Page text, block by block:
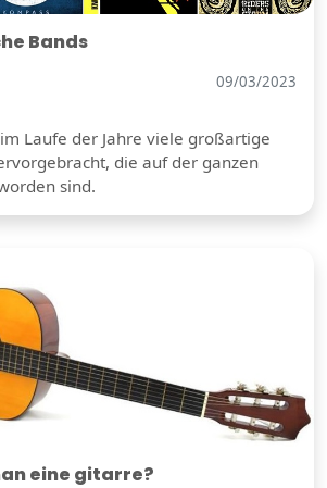
Bands
09/03/2023
Laufe der Jahre viele großartige
die auf der ganzen
sind.
eine gitarre?